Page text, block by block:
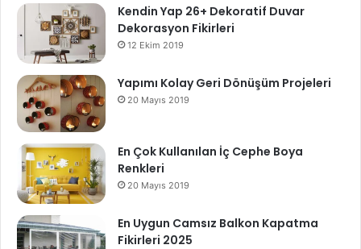
Kendin Yap 26+ Dekoratif Duvar
Dekorasyon Fikirleri
12 Ekim 2019
Yapımı Kolay Geri Dönüşüm Projeleri
20 Mayıs 2019
En Çok Kullanılan İç Cephe Boya
Renkleri
20 Mayıs 2019
En Uygun Camsız Balkon Kapatma
Fikirleri 2025